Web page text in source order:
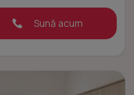
Sună acum